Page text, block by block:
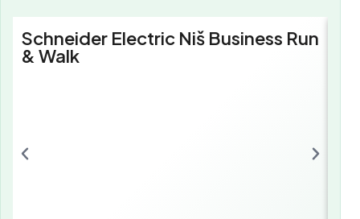
Schneider Electric Niš Business Run
& Walk